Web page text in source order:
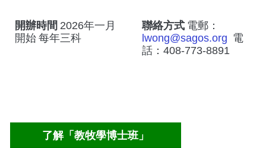
開辦時間 2026年一月
開始 每年三科
聯絡方式 電郵：
lwong@sagos.org 電
話：408-773-8891
了解「教牧學博士班」